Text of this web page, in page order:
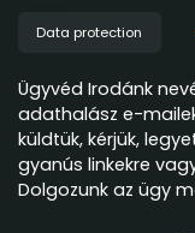
Data protection
Ügyvéd Irodánk
adathalász e-
küldtük, kérjük,
gyanús linkekre
Dolgozunk az ügy